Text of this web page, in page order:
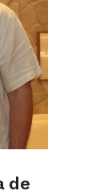
de